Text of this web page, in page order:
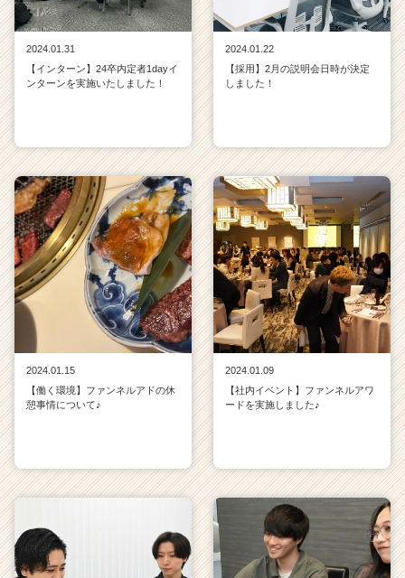
2024.01.31
【インターン】24卒内定者1dayイ
ンターンを実施いたしました！
2024.01.22
【採用】2月の説明会日時が決定
しました！
2024.01.15
【働く環境】ファンネルアドの休
憩事情について♪
2024.01.09
【社内イベント】ファンネルアワ
ードを実施しました♪